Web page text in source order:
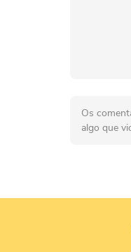
Os
algo que